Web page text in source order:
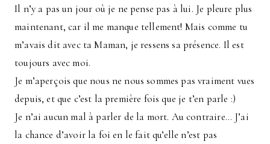
Il n’y a pas un jour où je ne pense pas à lui. Je pleure plus
maintenant, car il me manque tellement! Mais comme tu
m’avais dit avec ta Maman, je ressens sa présence. Il est
toujours avec moi.
Je m’aperçois que nous ne nous sommes pas vraiment vues
depuis, et que c’est la première fois que je t’en parle :)
Je n’ai aucun mal à parler de la mort. Au contraire… J’ai
la chance d’avoir la foi en le fait qu’elle n’est pas